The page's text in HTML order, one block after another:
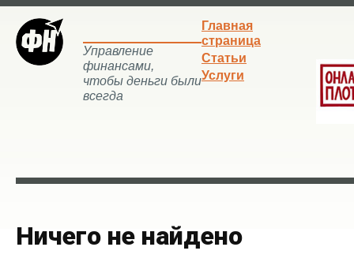
Управление
финансами,
чтобы деньги были
всегда
Главная
страница
Статьи
Услуги
Ничего не найдено